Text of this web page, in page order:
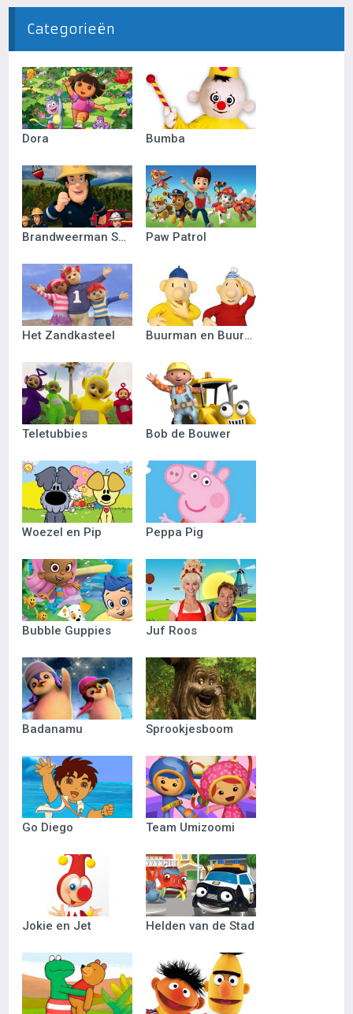
Categorieën
Dora Bumba
Brandweerman Sam Paw Patrol
Het Zandkasteel Buurman en Buurman
Teletubbies Bob de Bouwer
Woezel en Pip Peppa Pig
Bubble Guppies Juf Roos
Badanamu Sprookjesboom
Go Diego Team Umizoomi
Jokie en Jet Helden van de Stad